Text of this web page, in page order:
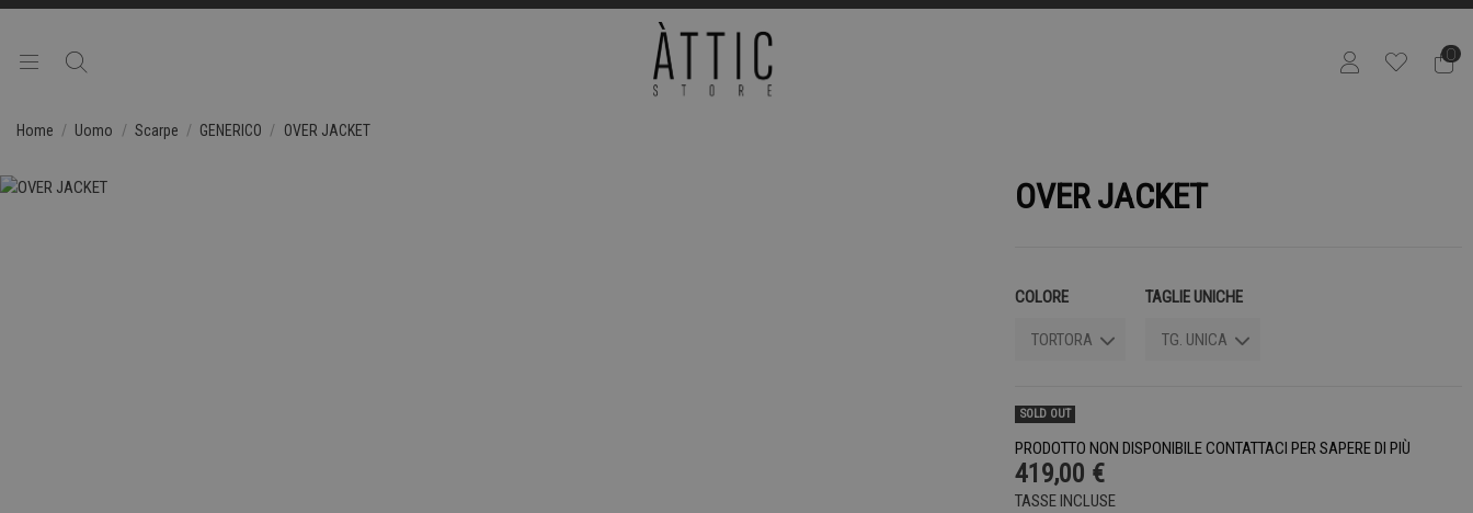
0
Home Uomo Scarpe GENERICO OVER JACKET
OVER JACKET
COLORE TAGLIE UNICHE
SOLD OUT
PRODOTTO NON DISPONIBILE CONTATTACI PER SAPERE DI PIÙ
419,00 €
TASSE INCLUSE